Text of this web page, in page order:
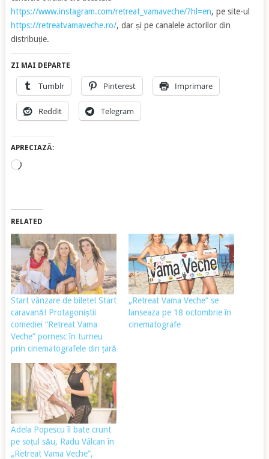
https://www.instagram.com/retreat_vamaveche/?hl=en, pe site-ul
https://retreatvamaveche.ro/, dar și pe canalele actorilor din
distribuție.
ZI MAI DEPARTE
Tumblr Pinterest Imprimare
Reddit Telegram
APRECIAZĂ:
Încarc...
RELATED
Start vânzare de bilete! Start
caravană! Protagoniștii
comediei “Retreat Vama
Veche” pornesc în turneu
prin cinematografele din țară
„Retreat Vama Veche” se
lanseaza pe 18 octombrie în
cinematografe
Adela Popescu îl bate crunt
pe soțul său, Radu Vâlcan în
„Retreat Vama Veche”,